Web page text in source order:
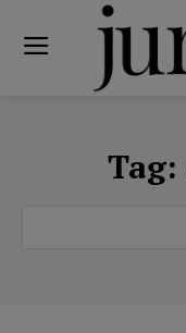
Tag: